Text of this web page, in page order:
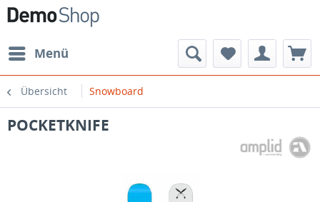
Menü
Übersicht Snowboard
POCKETKNIFE